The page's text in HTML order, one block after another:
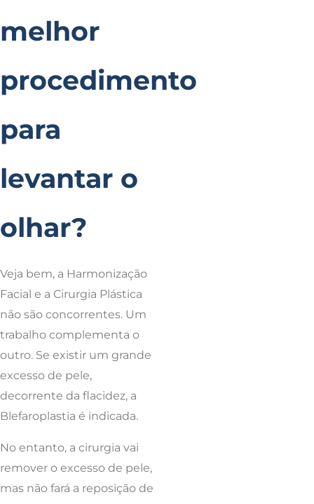
melhor
procedimento
para
levantar o
olhar?
Veja bem, a Harmonização
Facial e a Cirurgia Plástica
não são concorrentes. Um
trabalho complementa o
outro. Se existir um grande
excesso de pele,
decorrente da flacidez, a
Blefaroplastia é indicada.
No entanto, a cirurgia vai
remover o excesso de pele,
mas não fará a reposição de